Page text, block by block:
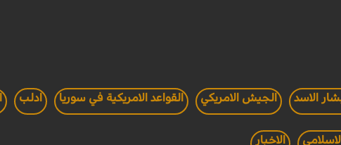
الاسد الجيش الامريكي القواعد الامريكية في سوريا ادلب
الاخبار